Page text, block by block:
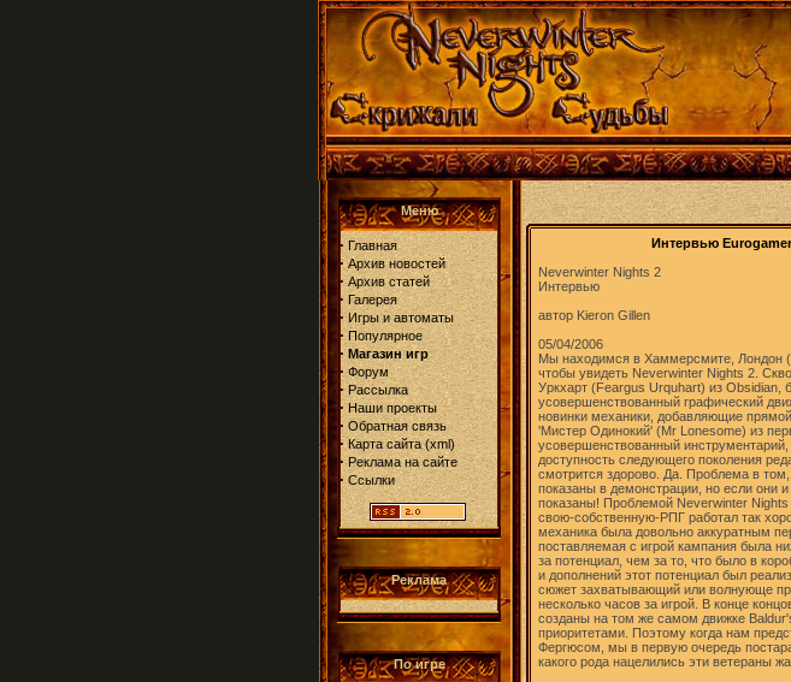
Меню
· Главная
· Архив новостей
· Архив статей
· Галерея
· Игры и автоматы
· Популярное
· Магазин игр
· Форум
· Рассылка
· Наши проекты
· Обратная связь
· Карта сайта(xml)
· Реклама на сайте
· Ссылки
Реклама
По игре
Интервью
Neverwinter Nights 2
Интервью
автор Kieron Gillen
05/04/2006
Мы находимся в Хаммерсмите, Лондон
чтобы увидеть Neverwinter Nights 2.
Уркхарт (Feargus Urquhart) из
усовершенствованный графический
новинки механики, добавляющие
'Мистер Одинокий' (Mr Lonesome) из
усовершенствованный
доступность следующего поколения
смотрится здорово. Да. Проблема в
показаны в демонстрации, но если они
показаны! Проблемой Neverwinter
свою-собственную-РПГ работал так
механика была довольно аккуратным
поставляемая с игрой кампания была
за потенциал, чем за то, что было в
и дополнений этот потенциал был
сюжет захватывающий или волнующе
несколько часов за игрой. В конце
созданы на том же самом движке
приоритетами. Поэтому когда нам
Фергюсом, мы в первую очередь
какого рода нацелились эти ветераны